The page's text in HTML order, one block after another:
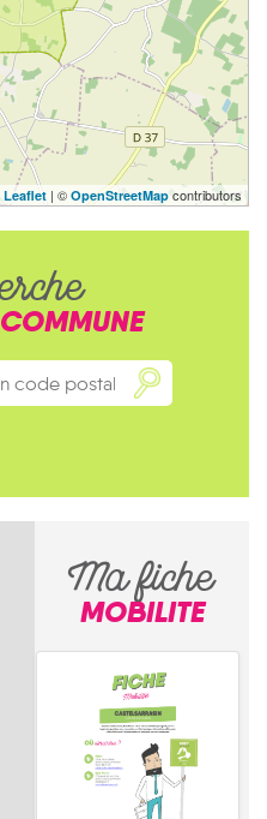
Leaflet | © OpenStreetMap contributors
Ma fiche
MOBILITE